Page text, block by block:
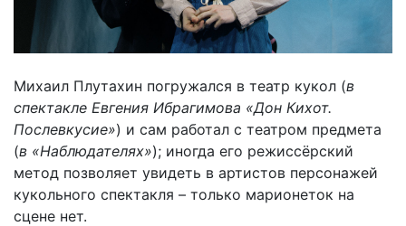
Михаил Плутахин погружался в театр кукол (в
спектакле Евгения Ибрагимова «Дон Кихот.
Послевкусие») и сам работал с театром предмета
(в «Наблюдателях»); иногда его режиссёрский
метод позволяет увидеть в артистов персонажей
кукольного спектакля – только марионеток на
сцене нет.